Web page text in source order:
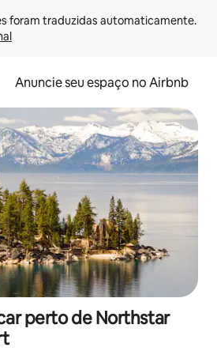
Anuncie seu espaço no Airbnb
perto de Northstar